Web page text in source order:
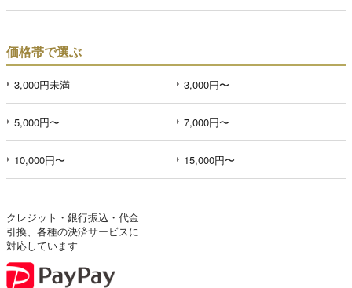
価格帯で選ぶ
3,000円未満 3,000円〜
5,000円〜 7,000円〜
10,000円〜 15,000円〜
クレジット・銀行振込・代金
引換、各種の決済サービスに
対応しています